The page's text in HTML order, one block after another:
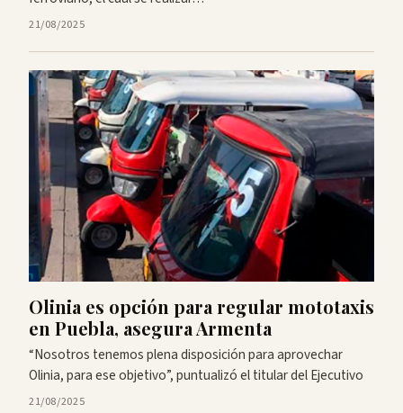
21/08/2025
Olinia es opción para regular mototaxis
en Puebla, asegura Armenta
“Nosotros tenemos plena disposición para aprovechar
Olinia, para ese objetivo”, puntualizó el titular del Ejecutivo
21/08/2025